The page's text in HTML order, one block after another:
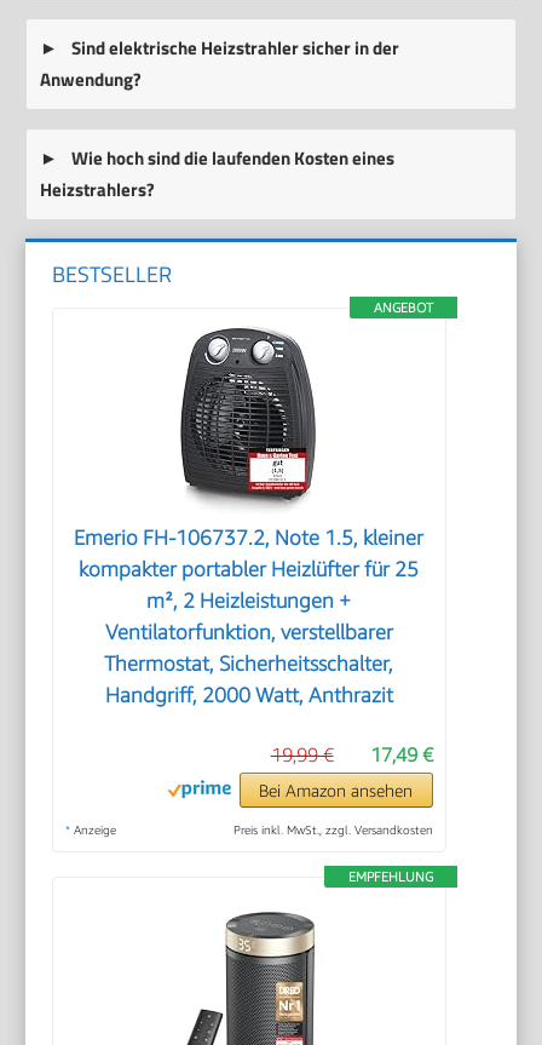
Sind elektrische Heizstrahler sicher in der
Anwendung?
Wie hoch sind die laufenden Kosten eines
Heizstrahlers?
BESTSELLER
ANGEBOT
Emerio FH-106737.2, Note 1.5, kleiner
kompakter portabler Heizlüfter für 25
m², 2 Heizleistungen +
Ventilatorfunktion, verstellbarer
Thermostat, Sicherheitsschalter,
Handgriff, 2000 Watt, Anthrazit
17,49 €
19,99 €
Bei Amazon ansehen
* Anzeige Preis inkl. MwSt., zzgl. Versandkosten
EMPFEHLUNG